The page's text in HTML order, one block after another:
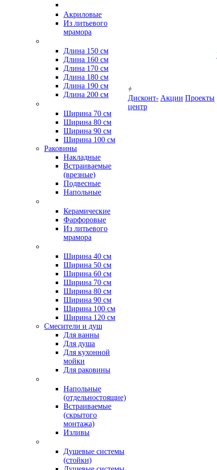
Акриловые
Из литьевого
мрамора
Длина 150 см
Длина 160 см
Длина 170 см
Длина 180 см
Длина 190 см
Длина 200 см
Ширина 70 см
Ширина 80 см
Ширина 90 см
Ширина 100 см
Раковины
Накладные
Встраиваемые
(врезные)
Подвесные
Напольные
Керамические
Фарфоровые
Из литьевого
мрамора
Ширина 40 см
Ширина 50 см
Ширина 60 см
Ширина 70 см
Ширина 80 см
Ширина 90 см
Ширина 100 см
Ширина 120 см
Смесители и душ
Для ванны
Для душа
Для кухонной
мойки
Для раковины
Напольные
(отдельностоящие)
Встраиваемые
(скрытого
монтажа)
Изливы
Душевые системы
(стойки)
Дисконт-
центр
Акции Проекты